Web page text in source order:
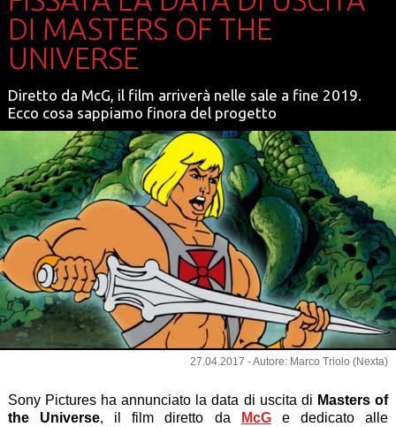
DI MASTERS OF THE
UNIVERSE
Diretto da McG, il film arriverà nelle sale a fine 2019.
Ecco cosa sappiamo finora del progetto
27.04.2017 - Autore: Marco Triolo (Nexta)
Sony Pictures ha annunciato la data di uscita di Masters of
the Universe, il film diretto da McGe dedicato alle